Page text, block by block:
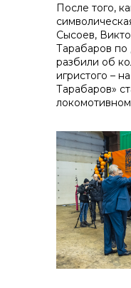
После того,
Сысоев,
Тарабаров
разбили об
игристого –
Тарабаров»